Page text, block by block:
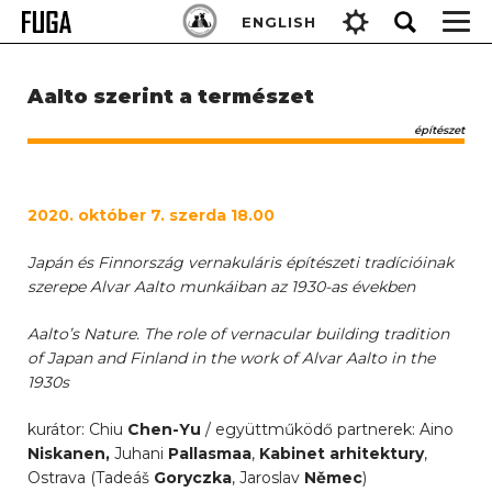
Skip
ENGLISH
Keresés:
Aalto szerint a természet
építészet
2020. október 7. szerda 18.00
Japán és Finnország vernakuláris építészeti tradícióinak
szerepe Alvar Aalto munkáiban az 1930-as években
Aalto’s Nature. The role of vernacular building tradition
of Japan and Finland in the work of Alvar Aalto in the
1930s
kurátor: Chiu Chen-Yu / együttműködő partnerek: Aino
Niskanen, Juhani Pallasmaa, Kabinet arhitektury,
Ostrava (Tadeáš Goryczka, Jaroslav Němec)